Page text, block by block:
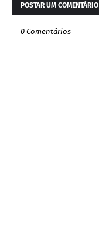
POSTAR UM COMENTÁRIO
0 Comentários